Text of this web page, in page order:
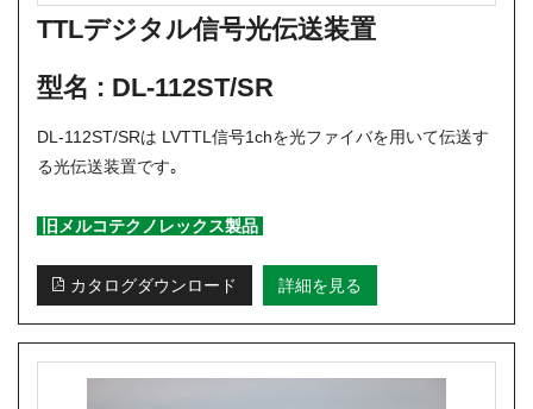
TTLデジタル信号光伝送装置
型名 : DL-112ST/SR
DL-112ST/SRは LVTTL信号1chを光ファイバを用いて伝送す
る光伝送装置です｡
旧メルコテクノレックス製品
カタログダウンロード 詳細を見る